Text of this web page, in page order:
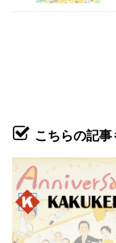
こちらの記事